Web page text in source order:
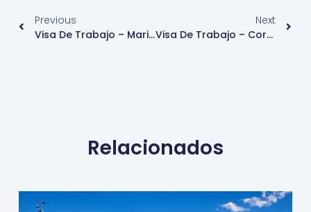
Previous
Visa De Trabajo – Marino – Panamá
Next
Visa De Trabajo – Corta Estancia Para Investigadores Y Científicos – Panamá
Relacionados